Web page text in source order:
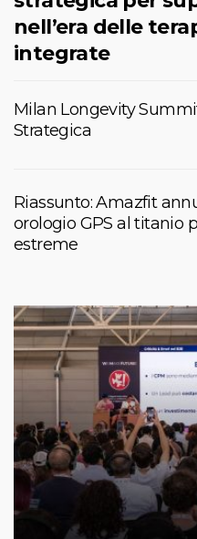
nell’era delle
integrate
Milan Longevity
Strategica
Riassunto: Amazfit
orologio GPS al titanio
estreme